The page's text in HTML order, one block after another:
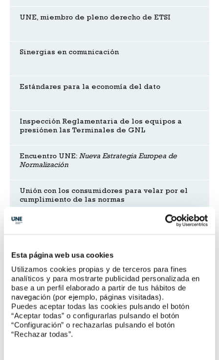
Esta página web usa cookies
Utilizamos cookies propias y de terceros para fines
analíticos y para mostrarte publicidad personalizada en
base a un perfil elaborado a partir de tus hábitos de
navegación (por ejemplo, páginas visitadas).
Puedes aceptar todas las cookies pulsando el botón
“Aceptar todas” o configurarlas pulsando el botón
“Configuración” o rechazarlas pulsando el botón
“Rechazar todas”.
UNE, miembro de pleno derecho de ETSI
Sinergias en comunicación
Estándares para la economía del dato
Inspección Reglamentaria de los equipos a
presiónen las Terminales de GNL
Encuentro UNE: Nueva Estrategia Europea de
Normalización
Unión con los consumidores para velar por el
cumplimiento de las normas
Participación en los congresos de áridos y
Reuniones de comités
CTN 224 Centrales termosolares